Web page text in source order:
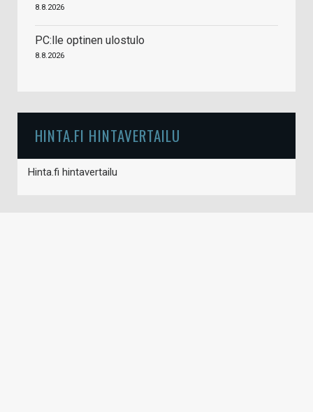
8.8.2026
PC:lle optinen ulostulo
8.8.2026
HINTA.FI HINTAVERTAILU
Hinta.fi hintavertailu